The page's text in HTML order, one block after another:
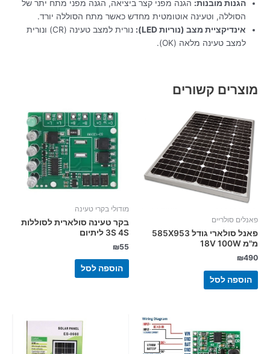
הגנות מובנות: הגנה מפני קצר ביציאה, הגנה מפני מתח יתר של
הסוללה, וטעינה אוטומטית מחדש כאשר מתח הסוללה יורד.
אינדיקציית מצב (נוריות LED):
נורית למצב טעינה (CR) ונורית
למצב טעינה מלאה (OK).
מוצרים קשורים
פאנלים סולריים
פאנל סולארי גודל 585X953
מ"מ 18V 100W
₪490
הוספה לסל
מודולי בקרי טעינה
בקר טעינה סולארית לסוללות
3S 4S ליתיום
₪55
הוספה לסל